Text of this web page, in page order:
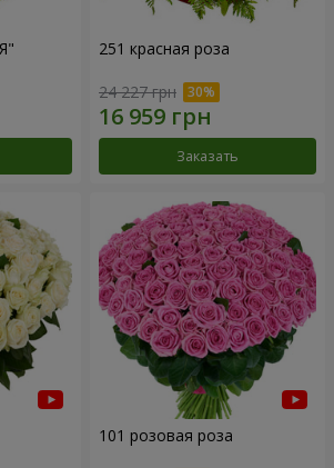
251 красная роза
24 227 грн
Заказать
101 розовая роза